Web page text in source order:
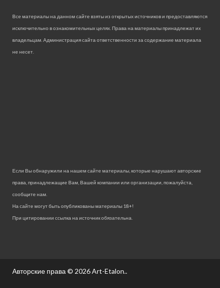
Все материалы на данном сайте взяты из открытых источников и предоставляются
исключительно в ознакомительных целях. Права на материалы принадлежат их
владельцам. Администрация сайта ответственности за содержание материала
не несет.
Если Вы обнаружили на нашем сайте материалы, которые нарушают авторские
права, принадлежащие Вам, Вашей компании или организации, пожалуйста,
сообщите нам.
На сайте могут быть опубликованы материалы 18+!
При цитировании ссылка на источник обязательна.
Авторские права © 2026Art-Etalon..